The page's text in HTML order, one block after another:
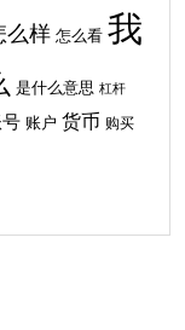
么样 怎么看 我
是什么意思 杠杆
账户 货币 购买